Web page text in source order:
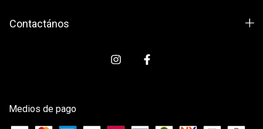
Contactános
Medios de pago